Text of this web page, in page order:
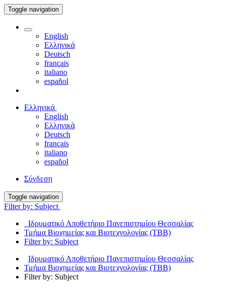
Toggle navigation
English
Ελληνικά
Deutsch
français
italiano
español
Ελληνικά
English
Ελληνικά
Deutsch
français
italiano
español
Σύνδεση
Toggle navigation
Filter by: Subject
Ιδρυματικό Αποθετήριο Πανεπιστημίου Θεσσαλίας
Τμήμα Βιοχημείας και Βιοτεχνολογίας (ΤΒΒ)
Filter by: Subject
Ιδρυματικό Αποθετήριο Πανεπιστημίου Θεσσαλίας
Τμήμα Βιοχημείας και Βιοτεχνολογίας (ΤΒΒ)
Filter by: Subject